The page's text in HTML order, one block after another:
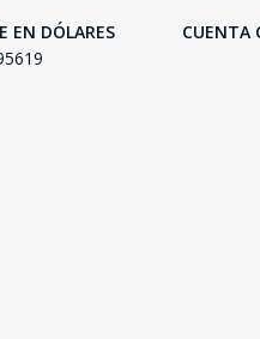
EN DÓLARES
CUENTA